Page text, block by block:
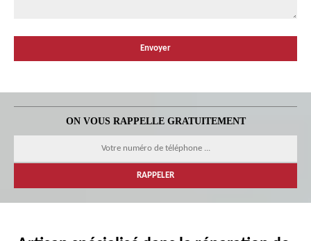
ON VOUS RAPPELLE GRATUITEMENT